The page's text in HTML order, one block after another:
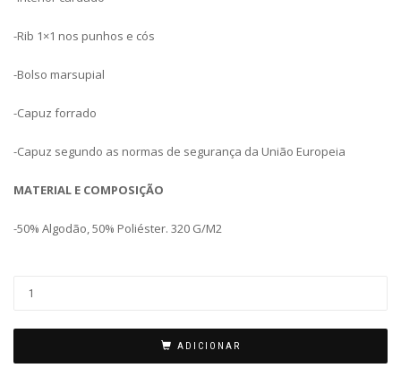
-Rib 1×1 nos punhos e cós
-Bolso marsupial
-Capuz forrado
-Capuz segundo as normas de segurança da União Europeia
MATERIAL E COMPOSIÇÃO
-50% Algodão, 50% Poliéster. 320 G/M2
ADICIONAR